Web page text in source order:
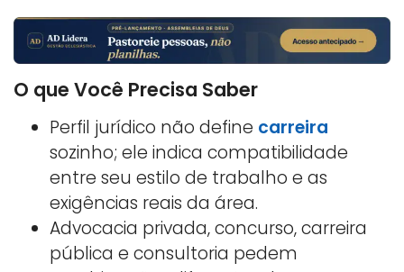
O que Você Precisa Saber
Perfil jurídico não define carreira
sozinho; ele indica compatibilidade
entre seu estilo de trabalho e as
exigências reais da área.
Advocacia privada, concurso, carreira
pública e consultoria pedem